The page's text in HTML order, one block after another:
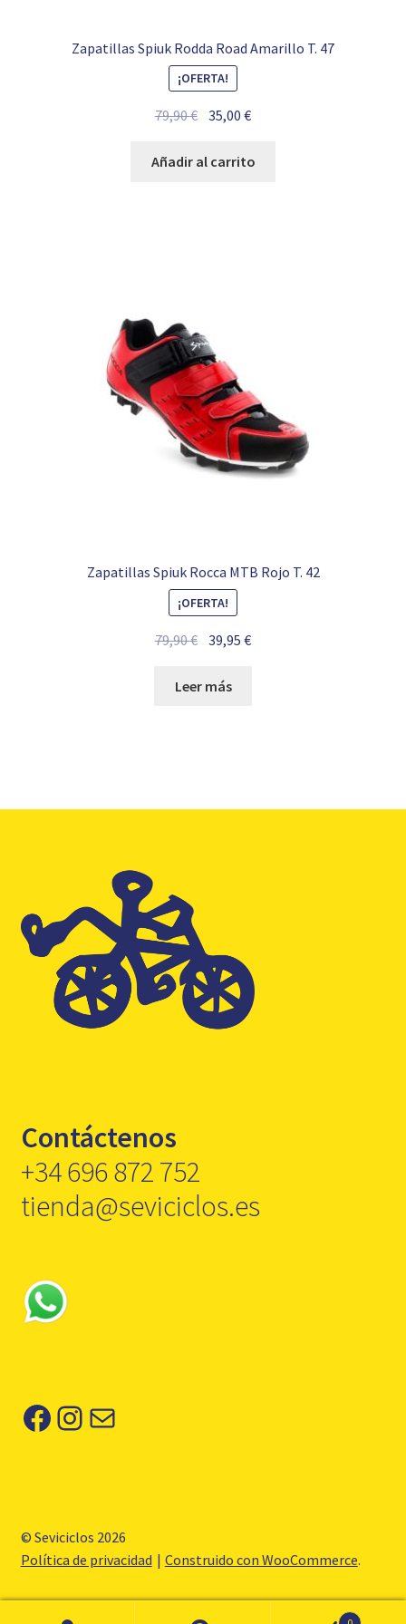
Zapatillas Spiuk Rodda Road Amarillo T. 47
¡OFERTA!
79,90€ El
original
35,00€El
actual
Añadir al carrito
Zapatillas Spiuk Rocca MTB Rojo T. 42
¡OFERTA!
79,90€ El
original
39,95€El
Leer más
Contáctenos
+34 696 872 752
tienda@seviciclos.es
Facebook
Instagram
Correo electrónico
© Seviciclos 2026
Política de privacidad
Construido con WooCommerce.